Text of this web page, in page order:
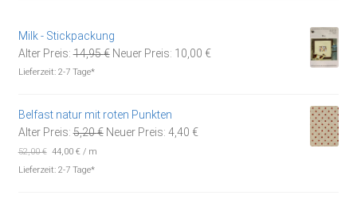
Milk - Stickpackung
Alter Preis: 14,95€ Ursprünglicher
Neuer Preis: 10,00 €Aktueller
Lieferzeit: 2-7 Tage*
Belfast natur mit roten Punkten
Alter Preis: 5,20€ Ursprünglicher
Neuer Preis: 4,40 €Aktueller
52,00€ 44,00€ / m
Lieferzeit: 2-7 Tage*